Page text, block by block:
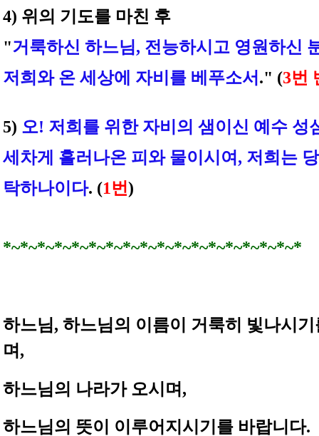
4) 위의 기도를 마친 후
"거룩하신 하느님, 전능하시고 영원하신
저희와 온 세상에 자비를 베푸소서 ." (3번
5) 오! 저희를 위한 자비의 샘이신 예수 성
세차게 흘러나온 피와 물이시여, 저희는
탁하나이다. (1번)
*~*~*~*~*~*~*~*~*~*~*~*~*~*~*~*~*~*
하느님, 하느님의 이름이 거룩히 빛나시
며,
하느님의 나라가 오시며,
하느님의 뜻이 이루어지시기를 바랍니다.